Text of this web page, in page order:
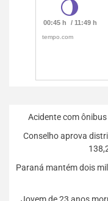
Acidente com
Conselho aprova
Paraná mantém dois
Jovem de 23 anos